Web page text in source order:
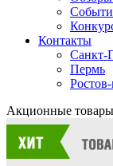
Контакты
Санкт-
Пермь
Акционные товары